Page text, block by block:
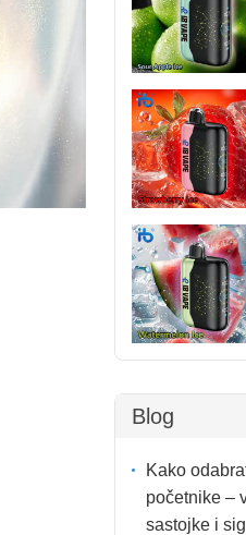
Blog
Kako
početnike –
sastojke i